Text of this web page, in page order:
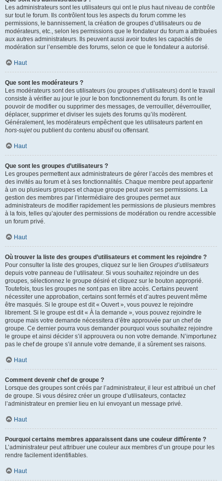
Les administrateurs sont les utilisateurs qui ont le plus haut niveau de contrôle
sur tout le forum. Ils contrôlent tous les aspects du forum comme les
permissions, le bannissement, la création de groupes d’utilisateurs ou de
modérateurs, etc., selon les permissions que le fondateur du forum a attribuées
aux autres administrateurs. Ils peuvent aussi avoir toutes les capacités de
modération sur l’ensemble des forums, selon ce que le fondateur a autorisé.
Haut
Que sont les modérateurs ?
Les modérateurs sont des utilisateurs (ou groupes d’utilisateurs) dont le travail
consiste à vérifier au jour le jour le bon fonctionnement du forum. Ils ont le
pouvoir de modifier ou supprimer des messages, de verrouiller, déverrouiller,
déplacer, supprimer et diviser les sujets des forums qu’ils modèrent.
Généralement, les modérateurs empêchent que les utilisateurs partent en
hors-sujetou publient du contenu abusif ou offensant.
Haut
Que sont les groupes d’utilisateurs ?
Les groupes permettent aux administrateurs de gérer l’accès des membres et
des invités au forum et à ses fonctionnalités. Chaque membre peut appartenir
à un ou plusieurs groupes et chaque groupe peut avoir ses permissions. La
gestion des membres par l’intermédiaire des groupes permet aux
administrateurs de modifier rapidement les permissions de plusieurs membres
à la fois, telles qu’ajouter des permissions de modération ou rendre accessible
un forum privé.
Haut
Où trouver la liste des groupes d’utilisateurs et comment les rejoindre ?
Pour consulter la liste des groupes, cliquez sur le lien Groupes d’utilisateurs
depuis votre panneau de l’utilisateur. Si vous souhaitez rejoindre un des
groupes, sélectionnez le groupe désiré et cliquez sur le bouton approprié.
Toutefois, tous les groupes ne sont pas en libre accès. Certains peuvent
nécessiter une approbation, certains sont fermés et d’autres peuvent même
être masqués. Si le groupe est dit « Ouvert », vous pouvez le rejoindre
librement. Si le groupe est dit « À la demande », vous pouvez rejoindre le
groupe mais votre demande nécessitera d’être approuvée par un chef de
groupe. Ce dernier pourra vous demander pourquoi vous souhaitez rejoindre
le groupe et ainsi décider s’il approuvera ou non votre demande. N’importunez
pas le chef de groupe s’il annule votre demande, il a sûrement ses raisons.
Haut
Comment devenir chef de groupe ?
Lorsque des groupes sont créés par l’administrateur, il leur est attribué un chef
de groupe. Si vous désirez créer un groupe d’utilisateurs, contactez
l’administrateur en premier lieu en lui envoyant un message privé.
Haut
Pourquoi certains membres apparaissent dans une couleur différente ?
L’administrateur peut attribuer une couleur aux membres d’un groupe pour les
rendre facilement identifiables.
Haut